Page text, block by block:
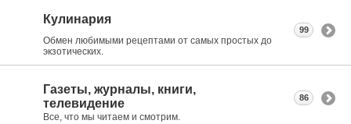
Кулинария
Обмен любимыми рецептами от самых простых до
экзотических.
99
Газеты, журналы, книги,
телевидение
Все, что мы читаем и смотрим.
86